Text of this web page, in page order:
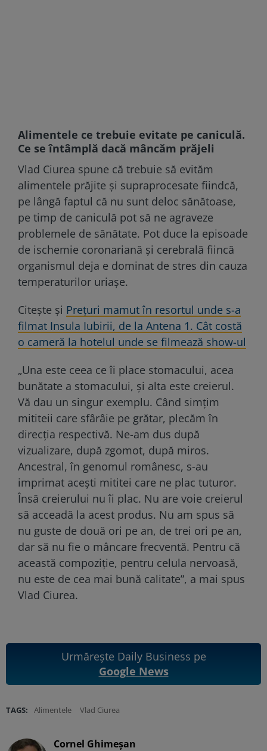
Alimentele ce trebuie evitate pe caniculă.
Ce se întâmplă dacă mâncăm prăjeli
Vlad Ciurea spune că trebuie să evităm
alimentele prăjite și supraprocesate fiindcă,
pe lângă faptul că nu sunt deloc sănătoase,
pe timp de caniculă pot să ne agraveze
problemele de sănătate. Pot duce la episoade
de ischemie coronariană și cerebrală fiincă
organismul deja e dominat de stres din cauza
temperaturilor uriașe.
Citește și Prețuri mamut în resortul unde s-a
filmat Insula Iubirii, de la Antena 1. Cât costă
o cameră la hotelul unde se filmează show-ul
„Una este ceea ce îi place stomacului, acea
bunătate a stomacului, și alta este creierul.
Vă dau un singur exemplu. Când simțim
mititeii care sfârâie pe grătar, plecăm în
direcția respectivă. Ne-am dus după
vizualizare, după zgomot, după miros.
Ancestral, în genomul românesc, s-au
imprimat acești mititei care ne plac tuturor.
Însă creierului nu îi plac. Nu are voie creierul
să acceadă la acest produs. Nu am spus să
nu guste de două ori pe an, de trei ori pe an,
dar să nu fie o mâncare frecventă. Pentru că
această compoziție, pentru celula nervoasă,
nu este de cea mai bună calitate”, a mai spus
Vlad Ciurea.
Urmărește Daily Business pe
Google News
TAGS: Alimentele Vlad Ciurea
Cornel Ghimeșan